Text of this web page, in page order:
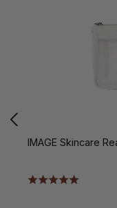
IMAGE Skincare